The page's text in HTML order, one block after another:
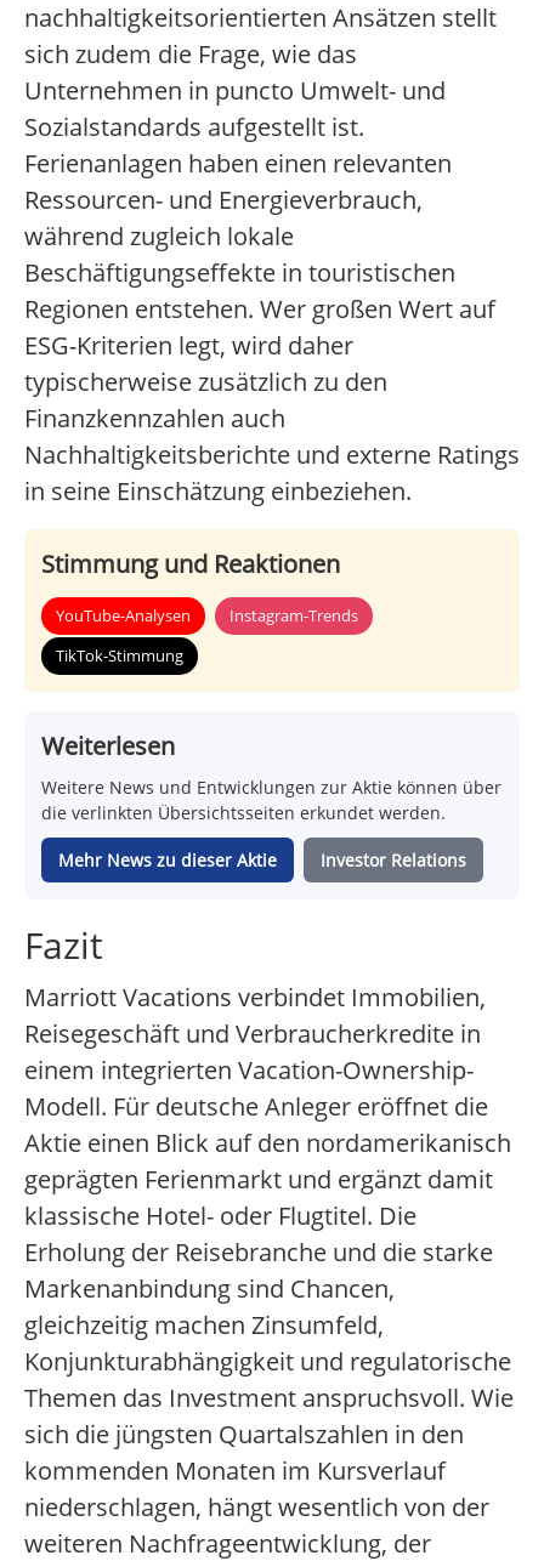
nachhaltigkeitsorientierten Ansätzen stellt
sich zudem die Frage, wie das
Unternehmen in puncto Umwelt- und
Sozialstandards aufgestellt ist.
Ferienanlagen haben einen relevanten
Ressourcen- und Energieverbrauch,
während zugleich lokale
Beschäftigungseffekte in touristischen
Regionen entstehen. Wer großen Wert auf
ESG-Kriterien legt, wird daher
typischerweise zusätzlich zu den
Finanzkennzahlen auch
Nachhaltigkeitsberichte und externe Ratings
in seine Einschätzung einbeziehen.
Stimmung und Reaktionen
YouTube-Analysen
Instagram-Trends
TikTok-Stimmung
Weiterlesen
Weitere News und Entwicklungen zur Aktie können über
die verlinkten Übersichtsseiten erkundet werden.
Mehr News zu dieser Aktie Investor Relations
Fazit
Marriott Vacations verbindet Immobilien,
Reisegeschäft und Verbraucherkredite in
einem integrierten Vacation-Ownership-
Modell. Für deutsche Anleger eröffnet die
Aktie einen Blick auf den nordamerikanisch
geprägten Ferienmarkt und ergänzt damit
klassische Hotel- oder Flugtitel. Die
Erholung der Reisebranche und die starke
Markenanbindung sind Chancen,
gleichzeitig machen Zinsumfeld,
Konjunkturabhängigkeit und regulatorische
Themen das Investment anspruchsvoll. Wie
sich die jüngsten Quartalszahlen in den
kommenden Monaten im Kursverlauf
niederschlagen, hängt wesentlich von der
weiteren Nachfrageentwicklung, der